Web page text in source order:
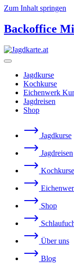
Zum Inhalt springen
Backoffice
Jagdkurse
Kochkurse
Eichenwerk
Jagdreisen
Shop
Jagdkurse
Jagdreisen
Kochkurse
Shop
Über uns
Blog